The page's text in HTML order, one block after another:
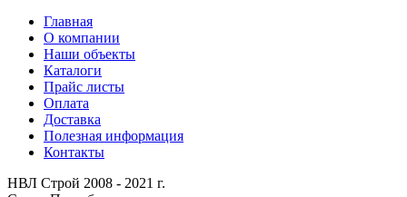
Главная
О компании
Наши объекты
Каталоги
Прайс листы
Оплата
Доставка
Полезная информация
Контакты
НВЛ Строй 2008 - 2021 г.